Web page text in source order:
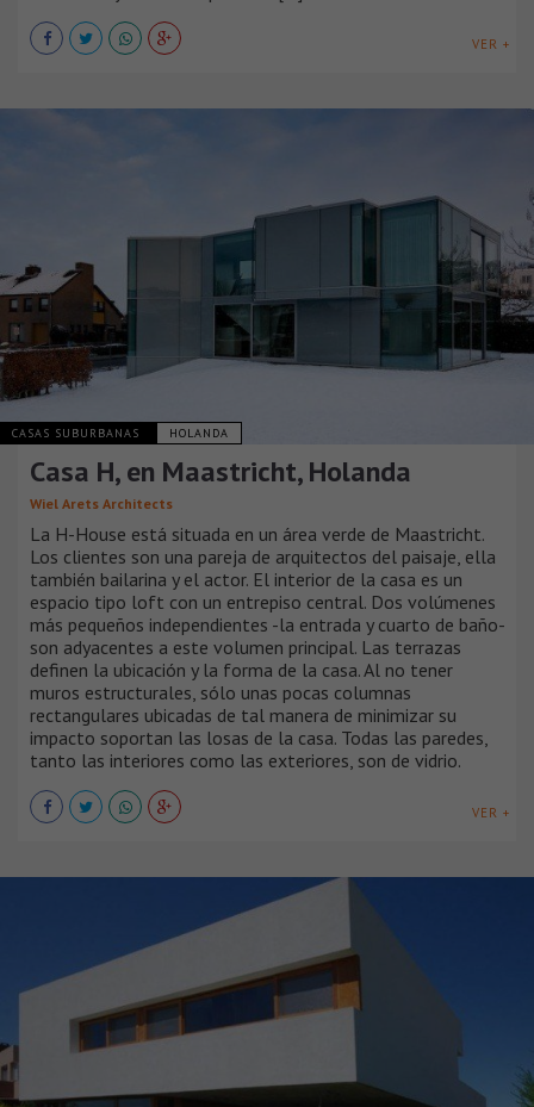
VER +
CASAS SUBURBANAS HOLANDA
Casa H, en Maastricht, Holanda
Wiel Arets Architects
La H-House está situada en un área verde de Maastricht.
Los clientes son una pareja de arquitectos del paisaje, ella
también bailarina y el actor. El interior de la casa es un
espacio tipo loft con un entrepiso central. Dos volúmenes
más pequeños independientes -la entrada y cuarto de baño-
son adyacentes a este volumen principal. Las terrazas
definen la ubicación y la forma de la casa. Al no tener
muros estructurales, sólo unas pocas columnas
rectangulares ubicadas de tal manera de minimizar su
impacto soportan las losas de la casa. Todas las paredes,
tanto las interiores como las exteriores, son de vidrio.
VER +